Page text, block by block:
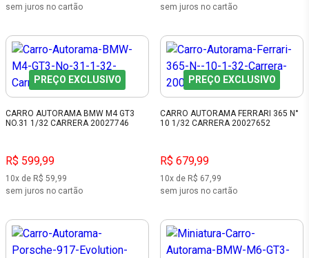
sem juros no cartão
sem juros no cartão
PREÇO EXCLUSIVO
CARRO AUTORAMA BMW M4 GT3
NO.31 1/32 CARRERA 20027746
R$ 599,99
10x de R$ 59,99
sem juros no cartão
PREÇO EXCLUSIVO
CARRO AUTORAMA FERRARI 365 N°
10 1/32 CARRERA 20027652
R$ 679,99
10x de R$ 67,99
sem juros no cartão